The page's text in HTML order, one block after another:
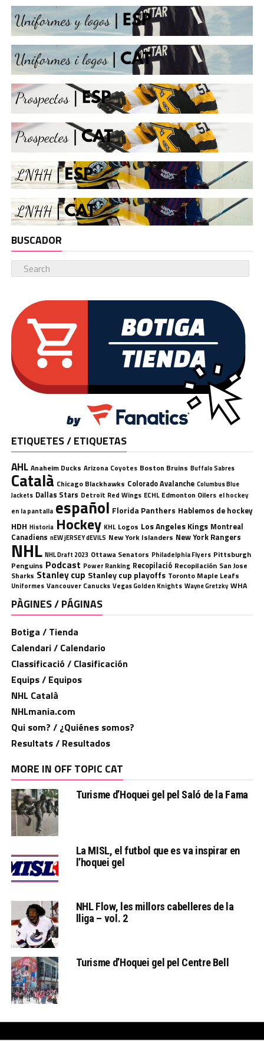
BUSCADOR
ETIQUETES / ETIQUETAS
AHL Anaheim Ducks Arizona Coyotes Boston Bruins Buffalo Sabres
Català Chicago Blackhawks Colorado Avalanche Columbus Blue
Jackets Dallas Stars Detroit Red Wings ECHL Edmonton Oilers el hockey
en la pantalla español Florida Panthers Hablemos de hockey
HDH Historia Hockey KHL Logos Los Angeles Kings Montreal
Canadiens nEW jERSEY dEVILS New York Islanders New York Rangers
NHL NHL Draft 2023 Ottawa Senators Philadelphia Flyers Pittsburgh
Penguins Podcast Power Ranking Recopilació Recopilación San Jose
Sharks Stanley cup Stanley cup playoffs Toronto Maple Leafs
Uniformes Vancouver Canucks Vegas Golden Knights Wayne Gretzky WHA
PÀGINES / PÁGINAS
Botiga / Tienda
Calendari / Calendario
Classificació / Clasificación
Equips / Equipos
NHL Català
NHLmania.com
Qui som? / ¿Quiénes somos?
Resultats / Resultados
MORE IN OFF TOPIC CAT
Turisme d’Hoquei gel pel Saló de la Fama
La MISL, el futbol que es va inspirar en
l’hoquei gel
NHL Flow, les millors cabelleres de la
lliga – vol. 2
Turisme d’Hoquei gel pel Centre Bell